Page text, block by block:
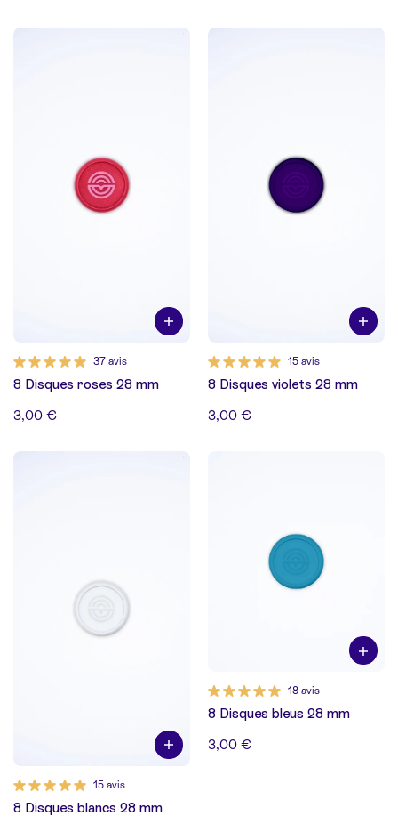
37 avis
8 Disques roses 28 mm
3,00 €
15 avis
8 Disques violets 28 mm
3,00 €
15 avis
8 Disques blancs 28 mm
18 avis
8 Disques bleus 28 mm
3,00 €